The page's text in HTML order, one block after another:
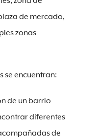
de mercado,
zonas
se encuentran:
de un barrio
diferentes
de